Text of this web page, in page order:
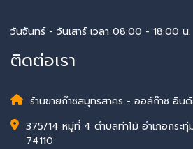
วันจันทร์ - วันเสาร์ เวลา 08:00 - 18:00 น.
ติดต่อเรา
ร้านขายก๊าซสมุทรสาคร - ออล์ก๊าซ อิน
375/14 หมู่ที่ 4 ตำบลท่าไม้ อำเภอกระ
74110